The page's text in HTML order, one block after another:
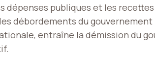
dépenses publiques et les recettes
débordements du
entraîne la démission du